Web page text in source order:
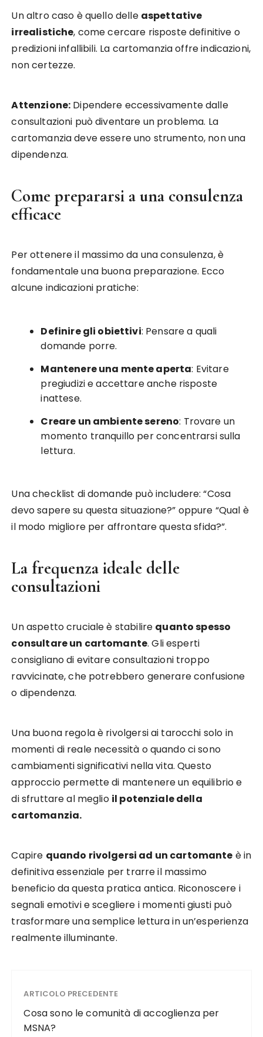
Un altro caso è quello delle aspettative
irrealistiche, come cercare risposte definitive o
predizioni infallibili. La cartomanzia offre indicazioni,
non certezze.
Attenzione: Dipendere eccessivamente dalle
consultazioni può diventare un problema. La
cartomanzia deve essere uno strumento, non una
dipendenza.
Come prepararsi a una consulenza
efficace
Per ottenere il massimo da una consulenza, è
fondamentale una buona preparazione. Ecco
alcune indicazioni pratiche:
Definire gli obiettivi: Pensare a quali
domande porre.
Mantenere una mente aperta: Evitare
pregiudizi e accettare anche risposte
inattese.
Creare un ambiente sereno: Trovare un
momento tranquillo per concentrarsi sulla
lettura.
Una checklist di domande può includere: “Cosa
devo sapere su questa situazione?” oppure “Qual è
il modo migliore per affrontare questa sfida?”.
La frequenza ideale delle
consultazioni
Un aspetto cruciale è stabilire quanto spesso
consultare un cartomante. Gli esperti
consigliano di evitare consultazioni troppo
ravvicinate, che potrebbero generare confusione
o dipendenza.
Una buona regola è rivolgersi ai tarocchi solo in
momenti di reale necessità o quando ci sono
cambiamenti significativi nella vita. Questo
approccio permette di mantenere un equilibrio e
di sfruttare al meglio il potenziale della
cartomanzia.
Capire quando rivolgersi ad un cartomante è in
definitiva essenziale per trarre il massimo
beneficio da questa pratica antica. Riconoscere i
segnali emotivi e scegliere i momenti giusti può
trasformare una semplice lettura in un’esperienza
realmente illuminante.
ARTICOLO PRECEDENTE
Cosa sono le comunità di accoglienza per
MSNA?